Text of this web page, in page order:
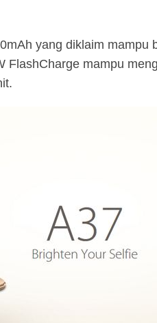
yang diklaim mampu
FlashCharge mampu